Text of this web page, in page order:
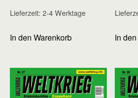
Lieferzeit: 2-4 Werktage
In den Warenkorb In